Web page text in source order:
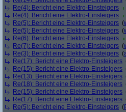
Re(4): Bericht eine Elektro-Einsteigers
Re(4): Bericht eine Elektro-Einsteigers
Re(5): Bericht eine Elektro-Einsteigers (
Re(5): Bericht eine Elektro-Einsteigers (
Re(6): Bericht eine Elektro-Einsteigers
Re(7): Bericht eine Elektro-Einsteigers (
Re(3): Bericht eine Elektro-Einsteigers (
Re(17): Bericht eine Elektro-Einsteigers
Re(15): Bericht eine Elektro-Einsteigers
Re(13): Bericht eine Elektro-Einsteigers
Re(18): Bericht eine Elektro-Einsteigers
Re(15): Bericht eine Elektro-Einsteigers
Re(17): Bericht eine Elektro-Einsteigers
Re(5): Bericht eine Elektro-Einsteigers (